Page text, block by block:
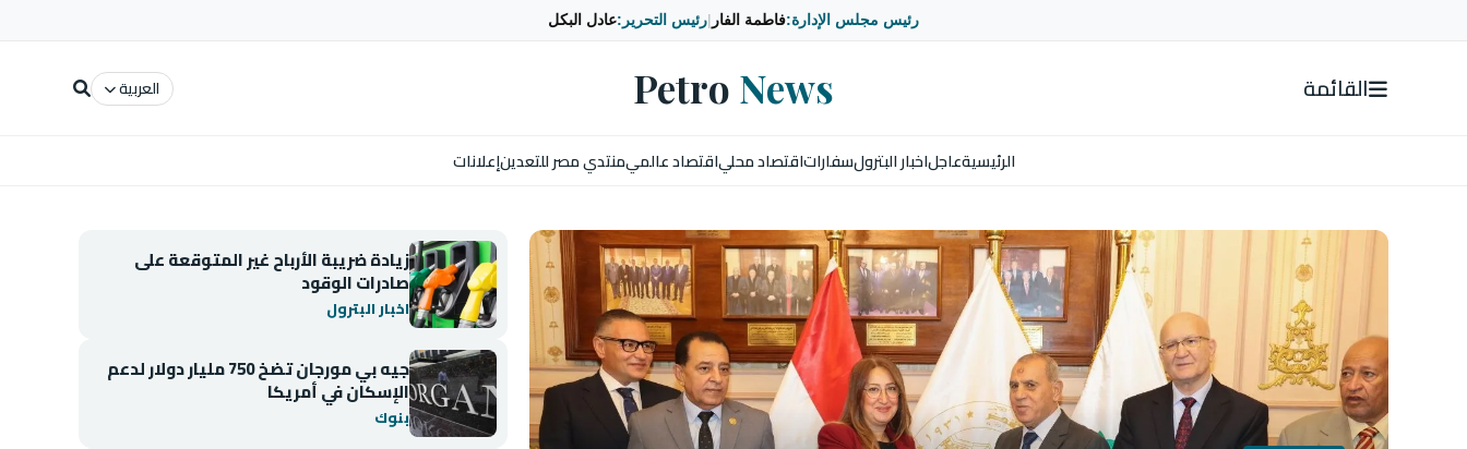
رئيس مجلس الإدارة:فاطمة الفار رئيس التحرير:عادل البكل
القائمة Petro News العربية
الرئيسيةعاجلاخبار البترولسفاراتاقتصاد محلياقتصاد عالميمنتدي مصر للتعدينإعلانات
زيادة ضريبة الأرباح غير المتوقعة على
صادرات الوقود
اخبار البترول
جيه بي مورجان تضخ 750 مليار دولار لدعم
الإسكان في أمريكا
بنوك